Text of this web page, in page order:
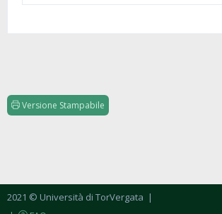
Versione Stampabile
2021 © Università di TorVergata |